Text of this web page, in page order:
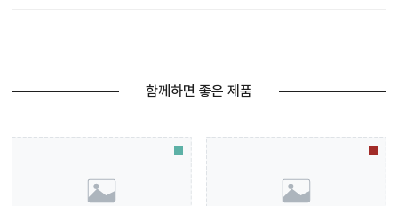
함께하면 좋은 제품